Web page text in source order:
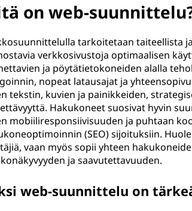
on web-
tarkoitetaan taiteellista
verkkosivustoja optimaalisen
ja pöytätietokoneiden alalla
nopeat latausajat ja
tekstin, kuvien ja painikkeiden,
Hakukoneet suosivat hyvin
mobiiliresponsiivisuuden ja puhtaan
(SEO) sijoituksiin.
vaan myös sopii yhteen
ja saavutettavuuden.
web-suunnittelu on